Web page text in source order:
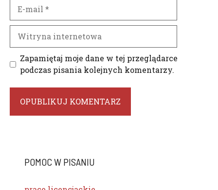
mail
internetowa
Zapamiętaj moje dane w tej przeglądarce
podczas pisania kolejnych komentarzy.
POMOC W PISANIU